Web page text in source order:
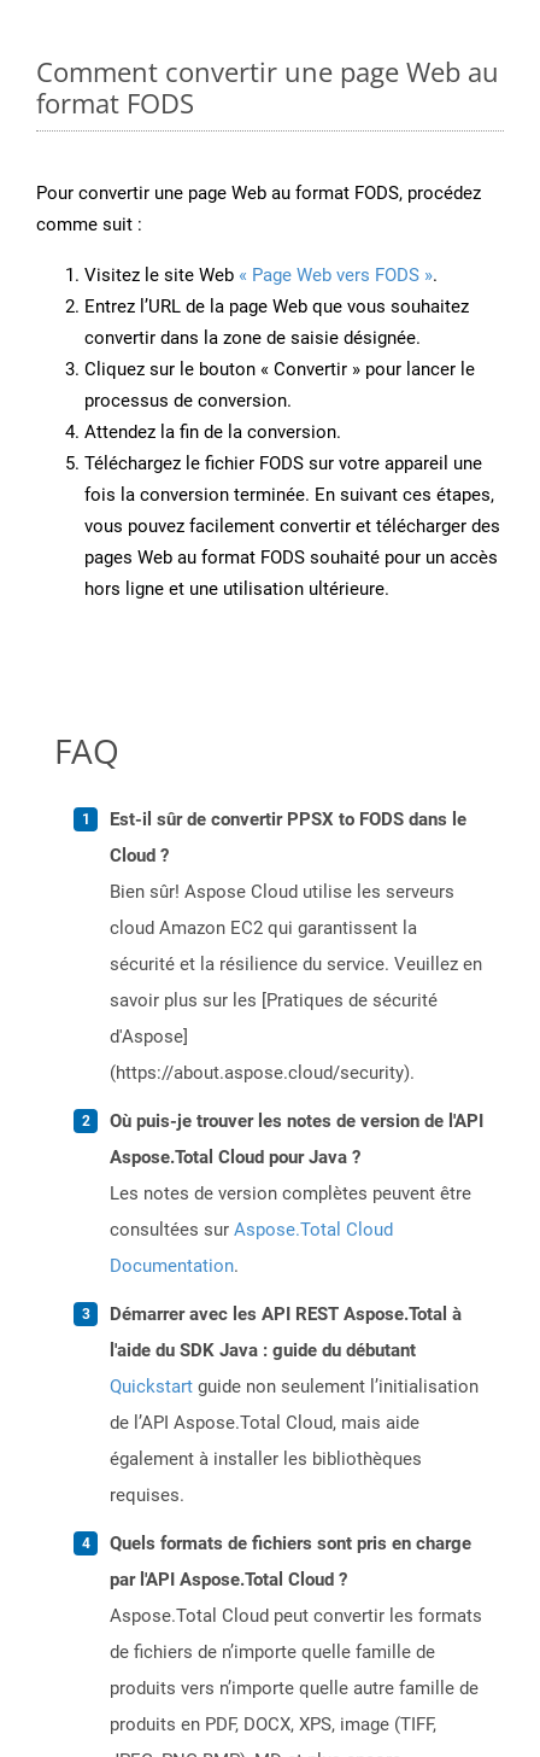
Comment convertir une page Web au
format FODS
Pour convertir une page Web au format FODS, procédez
comme suit :
Visitez le site Web « Page Web vers FODS ».
Entrez l’URL de la page Web que vous souhaitez
convertir dans la zone de saisie désignée.
Cliquez sur le bouton « Convertir » pour lancer le
processus de conversion.
Attendez la fin de la conversion.
Téléchargez le fichier FODS sur votre appareil une
fois la conversion terminée. En suivant ces étapes,
vous pouvez facilement convertir et télécharger des
pages Web au format FODS souhaité pour un accès
hors ligne et une utilisation ultérieure.
FAQ
Est-il sûr de convertir PPSX to FODS dans le
Cloud ?
Bien sûr! Aspose Cloud utilise les serveurs
cloud Amazon EC2 qui garantissent la
sécurité et la résilience du service. Veuillez en
savoir plus sur les [Pratiques de sécurité
d'Aspose]
(https://about.aspose.cloud/security).
Où puis-je trouver les notes de version de l'API
Aspose.Total Cloud pour Java ?
Les notes de version complètes peuvent être
consultées sur Aspose.Total Cloud
Documentation.
Démarrer avec les API REST Aspose.Total à
l'aide du SDK Java : guide du débutant
Quickstart guide non seulement l’initialisation
de l’API Aspose.Total Cloud, mais aide
également à installer les bibliothèques
requises.
Quels formats de fichiers sont pris en charge
par l'API Aspose.Total Cloud ?
Aspose.Total Cloud peut convertir les formats
de fichiers de n’importe quelle famille de
produits vers n’importe quelle autre famille de
produits en PDF, DOCX, XPS, image (TIFF,